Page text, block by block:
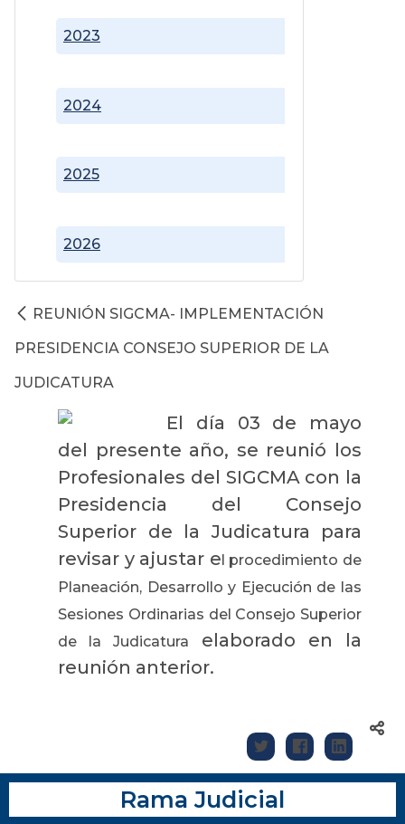
2023
2024
2025
2026
REUNIÓN SIGCMA- IMPLEMENTACIÓN
PRESIDENCIA CONSEJO SUPERIOR DE LA
JUDICATURA
El día 03 de mayo
del presente año, se reunió los
Profesionales del SIGCMA con la
Presidencia del Consejo
Superior de la Judicatura para
revisar y ajustar el procedimiento de
Planeación, Desarrollo y Ejecución de las
Sesiones Ordinarias del Consejo Superior
de la Judicatura elaborado en la
reunión anterior.
Rama Judicial